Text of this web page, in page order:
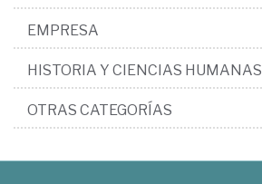
EMPRESA
HISTORIA Y CIENCIAS HUMANAS
OTRAS CATEGORÍAS